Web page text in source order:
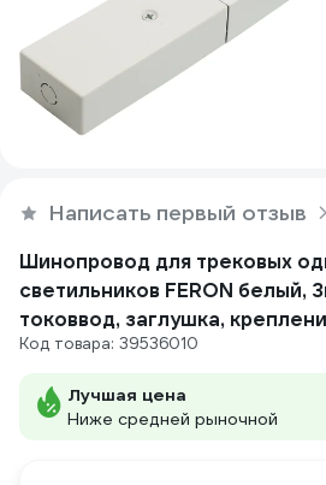
Написать первый отзыв
Шинопровод для трековых
светильников FERON белый,
токоввод, заглушка,
Код товара: 39536010
Лучшая цена
Ниже средней рыночной